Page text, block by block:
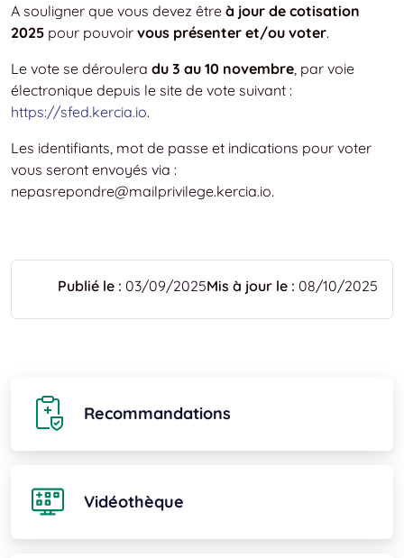
A souligner que vous devez être à jour de cotisation
2025 pour pouvoir vous présenter et/ou voter.
Le vote se déroulera du 3 au 10 novembre , par voie
électronique depuis le site de vote suivant :
https://sfed.kercia.io.
Les identifiants, mot de passe et indications pour voter
vous seront envoyés via :
nepasrepondre@mailprivilege.kercia.io.
Publié le : 03/09/2025Mis à jour le : 08/10/2025
Recommandations
Vidéothèque